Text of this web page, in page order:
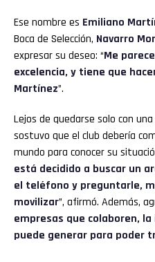
Ese nombre es Emiliano
Boca de Selección, Navarro
expresar su deseo: “Me
excelencia, y tiene que
Martínez”.
Lejos de quedarse solo con
sostuvo que el club debería
mundo para conocer su
está decidido a buscar un
el teléfono y preguntarle,
movilizar”, afirmó. Además,
empresas que colaboren,
puede generar para poder